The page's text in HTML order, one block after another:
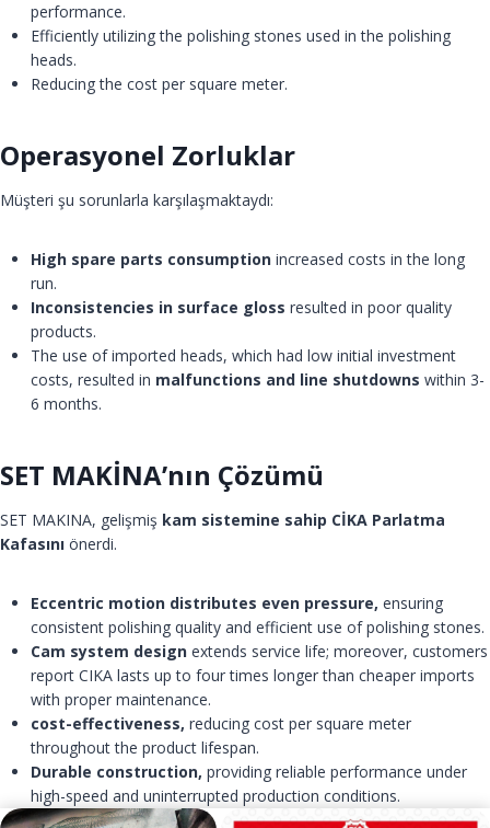
performance.
Efficiently utilizing the polishing stones used in the polishing
heads.
Reducing the cost per square meter.
Operasyonel Zorluklar
Müşteri şu sorunlarla karşılaşmaktaydı:
High spare parts consumption increased costs in the long
run.
Inconsistencies in surface gloss resulted in poor quality
products.
The use of imported heads, which had low initial investment
costs, resulted in malfunctions and line shutdowns within 3-
6 months.
SET MAKİNA’nın Çözümü
SET MAKINA, gelişmiş kam sistemine sahip CİKA Parlatma
Kafasını önerdi.
Eccentric motion distributes even pressure, ensuring
consistent polishing quality and efficient use of polishing stones.
Cam system design extends service life; moreover, customers
report CIKA lasts up to four times longer than cheaper imports
with proper maintenance.
cost-effectiveness, reducing cost per square meter
throughout the product lifespan.
Durable construction, providing reliable performance under
high-speed and uninterrupted production conditions.